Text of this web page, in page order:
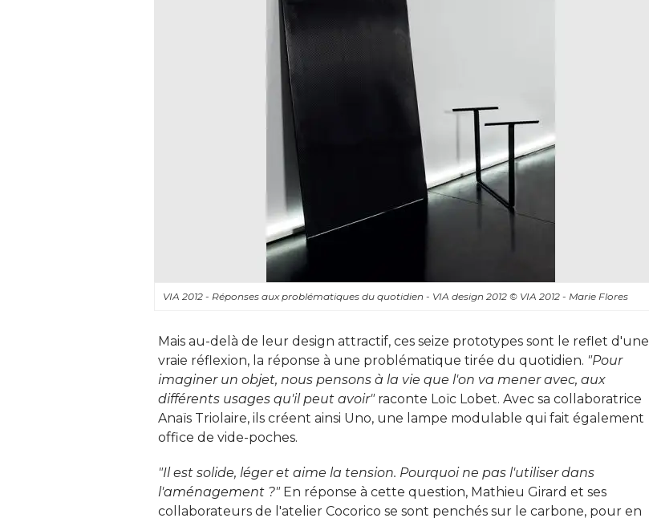
VIA 2012 - Réponses aux problématiques du quotidien - VIA design 2012© VIA 2012 - Marie Flores
Mais au-delà de leur design attractif, ces seize prototypes sont le reflet d'une
vraie réflexion, la réponse à une problématique tirée du quotidien. "Pour
imaginer un objet, nous pensons à la vie que l'on va mener avec, aux
différents usages qu'il peut avoir"raconte Loïc Lobet. Avec sa collaboratrice
Anaïs Triolaire, ils créent ainsi Uno, une lampe modulable qui fait également
office de vide-poches.
"Il est solide, léger et aime la tension. Pourquoi ne pas l'utiliser dans
l'aménagement ?"En réponse à cette question, Mathieu Girard et ses
collaborateurs de l'atelier Cocorico se sont penchés sur le carbone, pour en